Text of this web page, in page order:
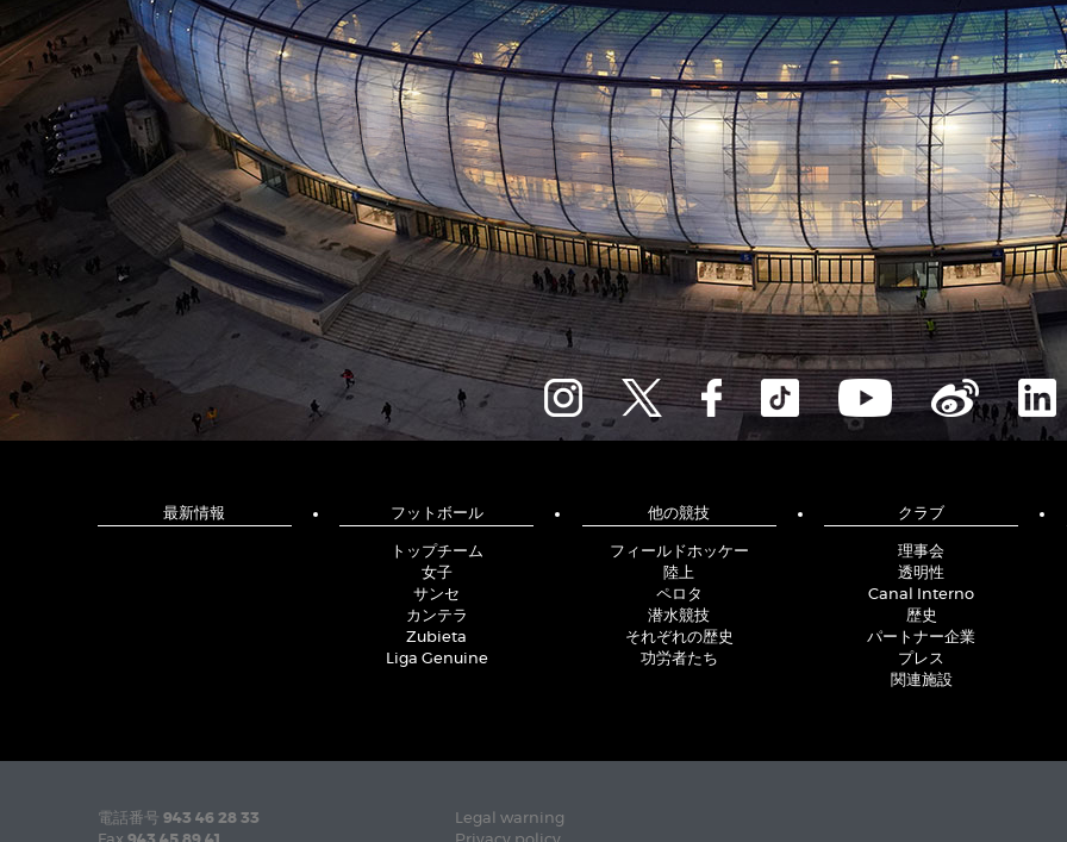
最新情報 フットボール
トップチーム
女子
サンセ
カンテラ
Zubieta
Liga Genuine
他の競技
フィールドホッケー
陸上
ペロタ
潜水競技
それぞれの歴史
功労者たち
クラブ
理事会
透明性
Canal Interno
歴史
パートナー企業
プレス
関連施設
電話番号 943 46 28 33
Legal warning